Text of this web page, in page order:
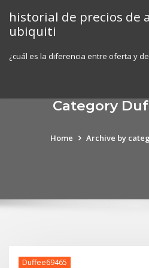
content
historial de precios de
ubiquiti
¿cuál es la diferencia entre oferta y
Category
Home Archive by
Duffee69465